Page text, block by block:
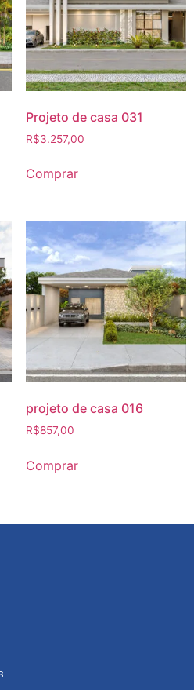
Projeto de casa 031
R$3.257,00
Comprar
projeto de casa 016
R$857,00
Comprar